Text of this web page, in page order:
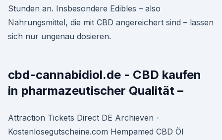
Stunden an. Insbesondere Edibles – also
Nahrungsmittel, die mit CBD angereichert sind – lassen
sich nur ungenau dosieren.
cbd-cannabidiol.de - CBD kaufen
in pharmazeutischer Qualität –
Attraction Tickets Direct DE Archieven -
Kostenlosegutscheine.com Hempamed CBD Öl